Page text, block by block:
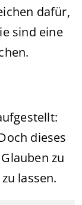
dafür,
sind eine
dieses
zu
lassen.